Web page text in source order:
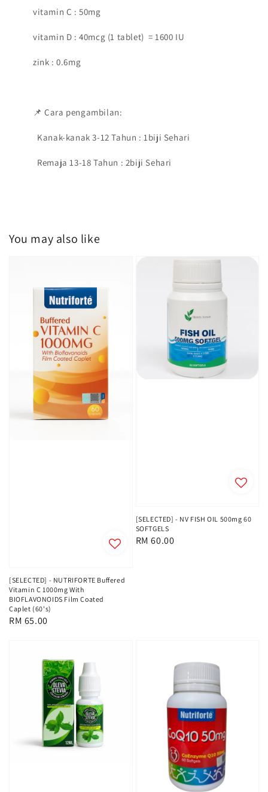
vitamin C : 50mg
vitamin D : 40mcg (1 tablet) = 1600 IU
zink : 0.6mg
📌 Cara pengambilan:
Kanak-kanak 3-12 Tahun : 1biji Sehari
Remaja 13-18 Tahun : 2biji Sehari
You may also like
[SELECTED] - NUTRIFORTE Buffered
Vitamin C 1000mg With
BIOFLAVONOIDS Film Coated
Caplet (60's)
Regular
RM 65.00
[SELECTED] - NV FISH OIL 500mg 60
SOFTGELS
Regular
RM 60.00